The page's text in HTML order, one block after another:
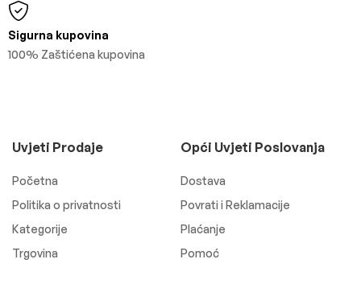
Sigurna kupovina
100% Zaštićena kupovina
Uvjeti Prodaje
Početna
Politika o privatnosti
Kategorije
Trgovina
Opći Uvjeti Poslovanja
Dostava
Povrati i Reklamacije
Plaćanje
Pomoć